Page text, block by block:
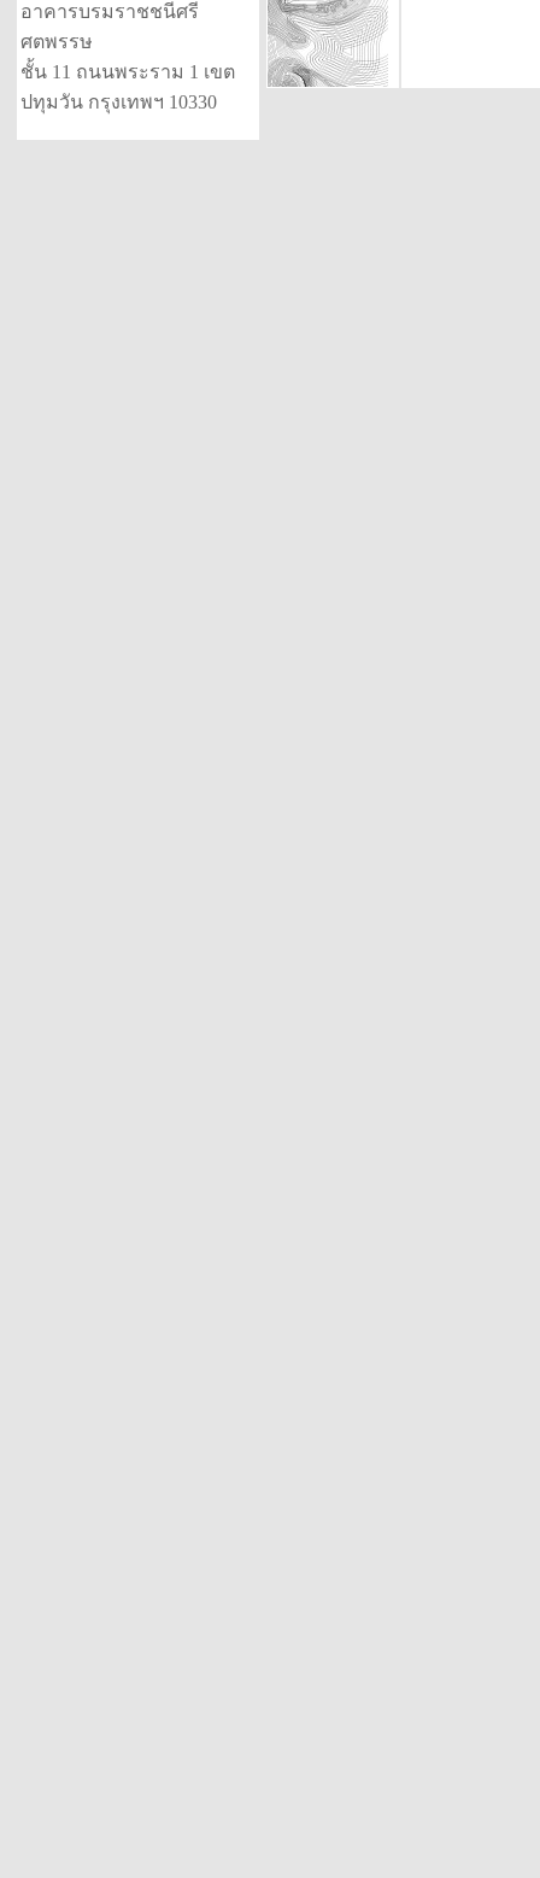
อาคารบรมราชชนีศรี
ศตพรรษ
ชั้น 11 ถนนพระราม 1 เขต
ปทุมวัน กรุงเทพฯ 10330